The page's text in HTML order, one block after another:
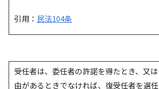
引用： 民法104条
受任者は、委任者の許諾を得たとき、又
由があるときでなければ、復受任者を選